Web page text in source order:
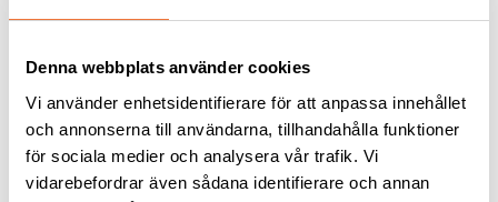
Denna webbplats använder cookies
Vi använder enhetsidentifierare för att anpassa innehållet
och annonserna till användarna, tillhandahålla funktioner
för sociala medier och analysera vår trafik. Vi
vidarebefordrar även sådana identifierare och annan
PSH Home Brown and
300 ml
Färdigblandat schampo för bruna och svarta pälsar
179kr
Show Tech+
300 ml
109kr